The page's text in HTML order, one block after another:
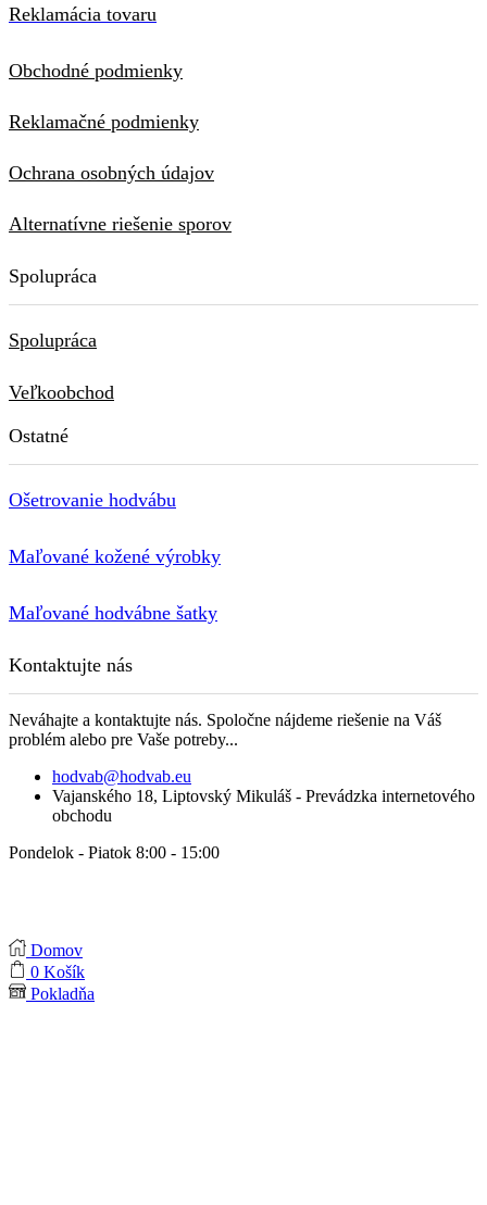
Reklamácia tovaru
Obchodné podmienky
Reklamačné podmienky
Ochrana osobných údajov
Alternatívne riešenie sporov
Spolupráca
Spolupráca
Veľkoobchod
Ostatné
Ošetrovanie hodvábu
Maľované kožené výrobky
Maľované hodvábne šatky
Kontaktujte nás
Neváhajte a kontaktujte nás. Spoločne nájdeme riešenie na Váš
problém alebo pre Vaše potreby...
hodvab@hodvab.eu
Vajanského 18, Liptovský Mikuláš - Prevádzka internetového
obchodu
Pondelok - Piatok 8:00 - 15:00
Domov
0 Košík
Pokladňa